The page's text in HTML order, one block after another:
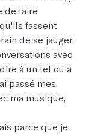
de faire
fassent
de se jauger.
avec
à un tel ou à
passé mes
ma musique,
parce que je